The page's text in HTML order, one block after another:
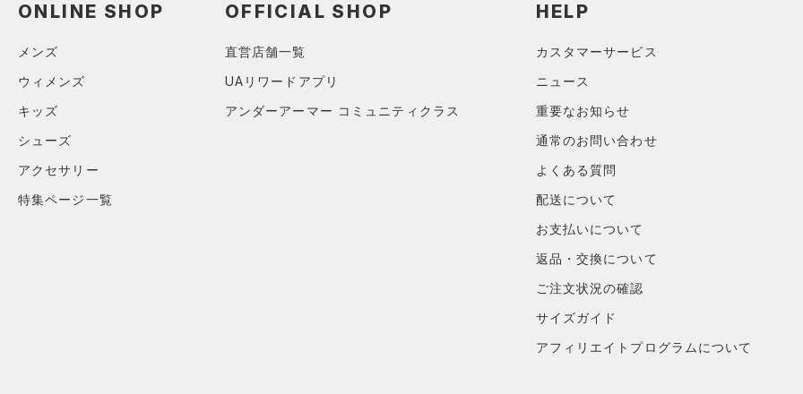
ONLINE SHOP
メンズ
ウィメンズ
キッズ
シューズ
アクセサリー
特集ページ一覧
OFFICIAL SHOP
直営店舗一覧
UAリワードアプリ
アンダーアーマー コミュニティクラス
HELP
カスタマーサービス
ニュース
重要なお知らせ
通常のお問い合わせ
よくある質問
配送について
お支払いについて
返品・交換について
ご注文状況の確認
サイズガイド
アフィリエイトプログラムについて